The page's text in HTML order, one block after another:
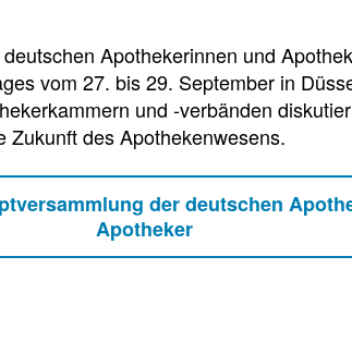
Apothekerinnen und
vom 27. bis 29. September in
und -verbänden
Zukunft des Apothekenwesens.
der deutschen
Apotheker
c
h
n
e
l
e
i
t
e
t
u
c
h
e